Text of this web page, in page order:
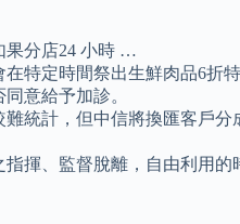
果分店24 小時 …
特定時間祭出生鮮肉品6折
意給予加診。
統計，但中信將換匯客戶
指揮、監督脫離，自由利用的